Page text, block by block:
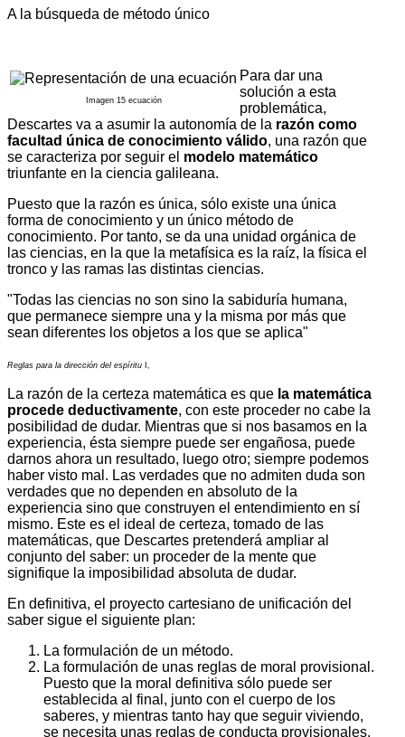
A la búsqueda de método único
Imagen 15 ecuación
Para dar una
solución a esta
problemática,
Descartes va a asumir la autonomía de la razón como
facultad única de conocimiento válido, una razón que
se caracteriza por seguir el modelo matemático
triunfante en la ciencia galileana.
Puesto que la razón es única, sólo existe una única
forma de conocimiento y un único método de
conocimiento. Por tanto, se da una unidad orgánica de
las ciencias, en la que la metafísica es la raíz, la física el
tronco y las ramas las distintas ciencias.
"Todas las ciencias no son sino la sabiduría humana,
que permanece siempre una y la misma por más que
sean diferentes los objetos a los que se aplica"
Reglas para la dirección del espíritu
La razón de la certeza matemática es que la matemática
procede deductivamente, con este proceder no cabe la
posibilidad de dudar. Mientras que si nos basamos en la
experiencia, ésta siempre puede ser engañosa, puede
darnos ahora un resultado, luego otro; siempre podemos
haber visto mal. Las verdades que no admiten duda son
verdades que no dependen en absoluto de la
experiencia sino que construyen el entendimiento en sí
mismo. Este es el ideal de certeza, tomado de las
matemáticas, que Descartes pretenderá ampliar al
conjunto del saber: un proceder de la mente que
signifique la imposibilidad absoluta de dudar.
En definitiva, el proyecto cartesiano de unificación del
saber sigue el siguiente plan:
La formulación de un método.
La formulación de unas reglas de moral provisional.
Puesto que la moral definitiva sólo puede ser
establecida al final, junto con el cuerpo de los
saberes, y mientras tanto hay que seguir viviendo,
se necesita unas reglas de conducta provisionales.